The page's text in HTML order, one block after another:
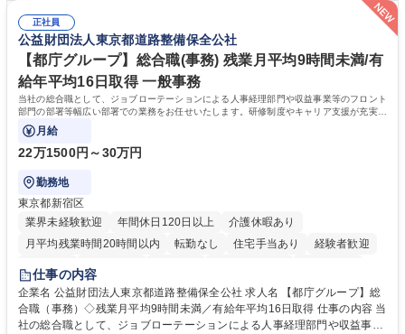
は部内のOJTを中心に、あなたの経験に合わせて不足している部分はいつ
でも質問・相談できる環境が整っているため、安心して成長できます。 募
集職種 【森ビルG】人事・総務◆賞与5ヶ月◆年休120日◆残業少なめ◆
リモート可
ます。定型業務に留まらず、社内規定や人事制度の改定など会社のコア業
務に挑戦できるため、自身の成長と組織への貢献度をダイレクトに実感で
きます。 残業少なめ、週1日リモート可など、ワークライフバランスを保
ち長期活躍できる環境です。 「これまでの幅広い経験を活かし、長期的な
キャリアを築きたい」という前向きな意欲と挑戦を全力で応援します。 学
歴・資格 学歴：大学院 大学 高専 短大 専修学校 高校 語学力： 資格：日商
簿記検定1級 日商簿記検定2級 日商簿記検定3級
正社員
公益財団法人東京都道路整備保全公社
【都庁グループ】総合職(事務) 残業月平均9時間未満/有
給年平均16日取得 一般事務
当社の総合職として、ジョブローテーションによる人事経理部門や収益事業等のフロント
部門の部署等幅広い部署での業務をお任せいたします。研修制度やキャリア支援が充実し
ております！ ※下記業務詳細
月給
22万1500円～30万円
勤務地
東京都新宿区
業界未経験歓迎
年間休日120日以上
介護休暇あり
月平均残業時間20時間以内
転勤なし 住宅手当あり
経験者歓迎
研修あり
退職金あり
駅近5分以内
資格取得手当あり 食事補助あり
仕事の内容
企業名 公益財団法人東京都道路整備保全公社 求人名 【都庁グループ】総
合職（事務）◇残業月平均9時間未満／有給年平均16日取得 仕事の内容 当
社の総合職として、ジョブローテーションによる人事経理部門や収益事業